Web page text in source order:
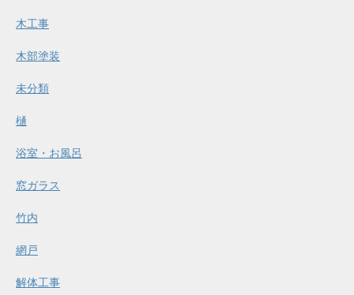
木工事
木部塗装
未分類
樋
浴室・お風呂
窓ガラス
竹内
網戸
解体工事